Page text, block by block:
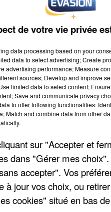
la première partie
Le palmarès des
prochainement.
de votre vie privée
data processing based on your
data to select advertising; Create
advertising performance; Measure
sources; Develop and improve
limited data to select content;
Save and communicate privacy
to offer following functionalities:
Match and combine data from other
sur "Accepter et
dans "Gérer mes
accepter". Vos
à jour vos choix, ou
cookies" situé en bas